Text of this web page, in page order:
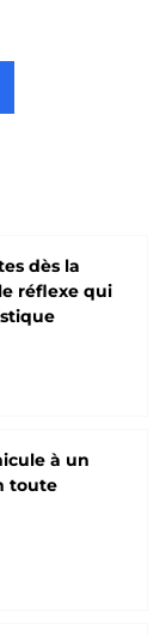
dès la
réflexe qui
à un
toute